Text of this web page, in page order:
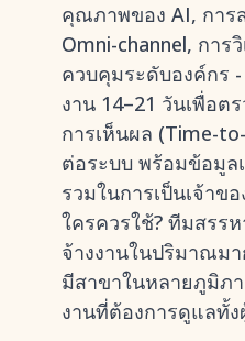
คุณภาพของ AI, การ
Omni-channel, การ
ควบคุมระดับองค์กร
งาน 14–21 วันเพื่อต
การเห็นผล (Time-
ต่อระบบ พร้อมข้อมูล
รวมในการเป็นเจ้าข
ใครควรใช้? ทีมสรร
จ้างงานในปริมาณม
มีสาขาในหลายภูมิภ
งานที่ต้องการดูแลทั้